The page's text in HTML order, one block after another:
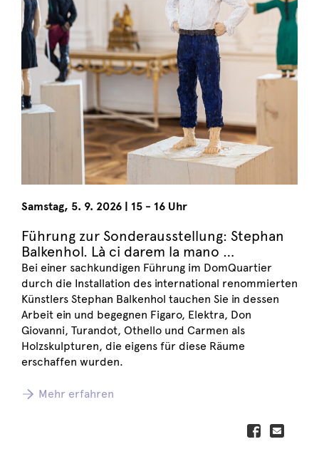
Samstag, 5. 9. 2026 15 - 16 Uhr
Führung zur Sonderausstellung: Stephan
Balkenhol. Là ci darem la mano …
Bei einer sachkundigen Führung im DomQuartier
durch die Installation des international renommierten
Künstlers Stephan Balkenhol tauchen Sie in dessen
Arbeit ein und begegnen Figaro, Elektra, Don
Giovanni, Turandot, Othello und Carmen als
Holzskulpturen, die eigens für diese Räume
erschaffen wurden.
Mehr erfahren